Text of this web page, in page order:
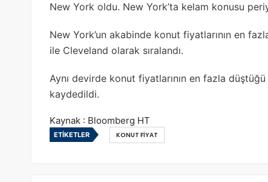
New York oldu. New York’ta kelam konusu
New York’un akabinde konut fiyatlarının en
ile Cleveland olarak sıralandı.
Aynı devirde konut fiyatlarının en fazla
kaydedildi.
Kaynak : Bloomberg HT
ETIKETLER KONUT FIYAT